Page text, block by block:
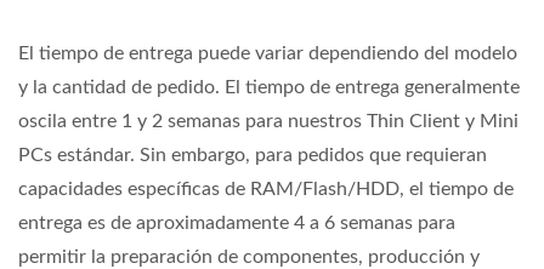
El tiempo de entrega puede variar dependiendo del modelo
y la cantidad de pedido. El tiempo de entrega generalmente
oscila entre 1 y 2 semanas para nuestros Thin Client y Mini
PCs estándar. Sin embargo, para pedidos que requieran
capacidades específicas de RAM/Flash/HDD, el tiempo de
entrega es de aproximadamente 4 a 6 semanas para
permitir la preparación de componentes, producción y